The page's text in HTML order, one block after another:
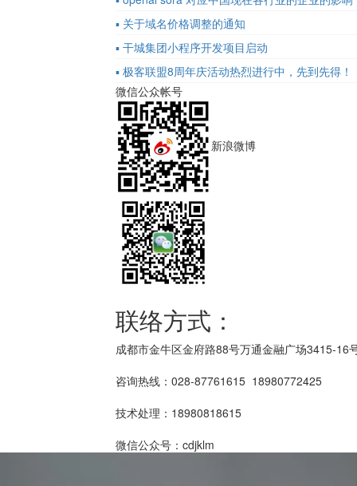
▪ 关于域名价格调整的通知
▪ 干城集团小程序开发项目启动
▪ 极客联盟8周年庆活动热烈进行中，先到先得！
微信公众帐号
新浪微博
联络方式：
成都市金牛区金府路88号万通金融广场3415-16
咨询热线：028-87761615 18980772425
技术处理：18980818615
微信公众号：cdjklm